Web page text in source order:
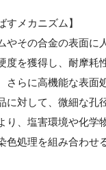
すメカニズム】
やその合金の表面
を獲得し、耐摩耗
さらに高機能な表
に対して、微細な
り、塩害環境や化
色処理を組み合わ